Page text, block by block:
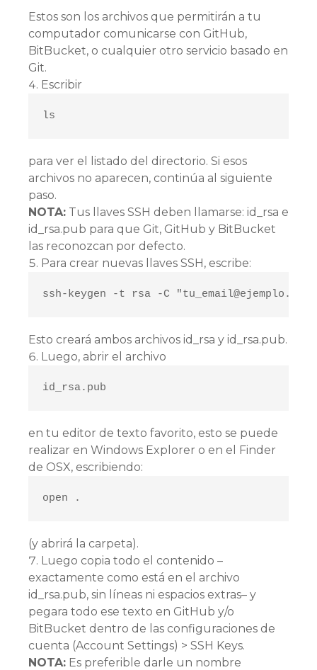
Estos son los archivos que permitirán a tu
computador comunicarse con GitHub,
BitBucket, o cualquier otro servicio basado en
Git.
Escribir
ls
para ver el listado del directorio. Si esos
archivos no aparecen, continúa al siguiente
paso.
NOTA: Tus llaves SSH deben llamarse: id_rsa e
id_rsa.pub para que Git, GitHub y BitBucket
las reconozcan por defecto.
Para crear nuevas llaves SSH, escribe:
ssh-keygen -t rsa -C "tu_email@ejemplo.com"
Esto creará ambos archivos id_rsa y id_rsa.pub.
Luego, abrir el archivo
id_rsa.pub
en tu editor de texto favorito, esto se puede
realizar en Windows Explorer o en el Finder
de OSX, escribiendo:
open .
(y abrirá la carpeta).
Luego copia todo el contenido –
exactamente como está en el archivo
id_rsa.pub, sin líneas ni espacios extras– y
pegara todo ese texto en GitHub y/o
BitBucket dentro de las configuraciones de
cuenta (Account Settings) > SSH Keys.
NOTA: Es preferible darle un nombre